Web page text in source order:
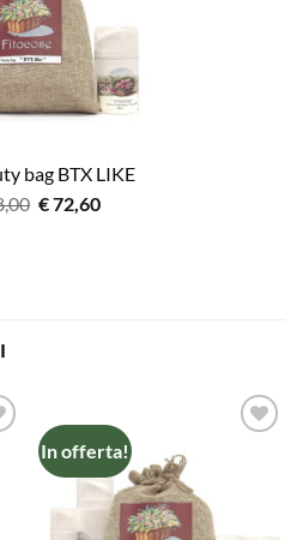
bag BTX LIKE
Il
€72,60Il
In offerta!